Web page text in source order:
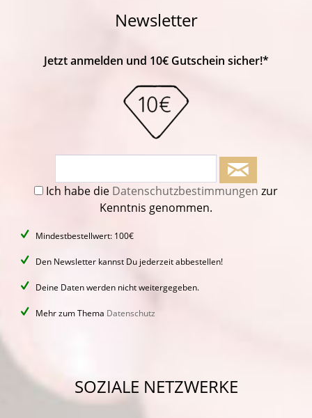
Newsletter
Jetzt anmelden und 10€ Gutschein sicher!*
Ich habe die Datenschutzbestimmungen zur
Kenntnis genommen.
Mindestbestellwert: 100€
Den Newsletter kannst Du jederzeit abbestellen!
Deine Daten werden nicht weitergegeben.
Mehr zum Thema Datenschutz
SOZIALE NETZWERKE